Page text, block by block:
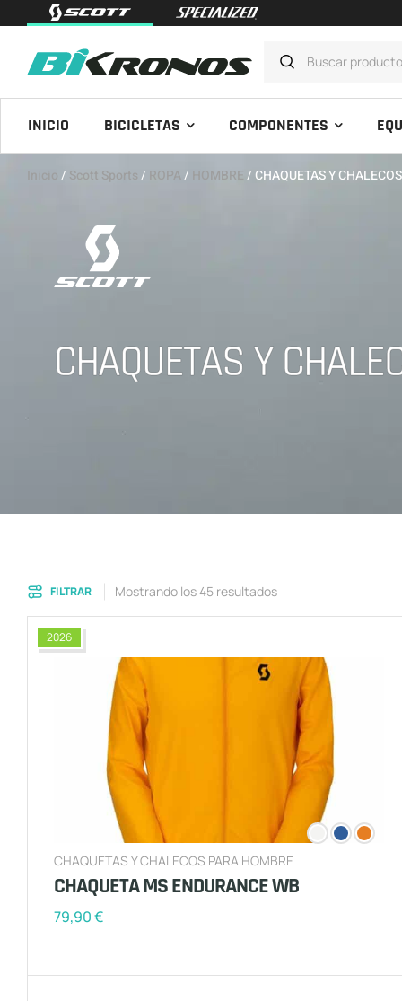
INICIO BICICLETAS COMPONENTES
Inicio/ Scott Sports/ ROPA/ HOMBRE/ CHAQUETAS Y
CHAQUETAS Y
FILTRAR Mostrando los 45 resultados
2026
CHAQUETAS Y CHALECOS PARA HOMBRE
CHAQUETA MS ENDURANCE WB
79,90€